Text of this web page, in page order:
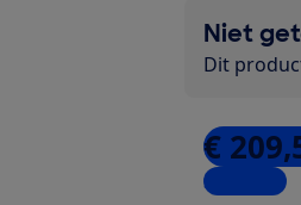
Niet
Dit
€
3 winkels